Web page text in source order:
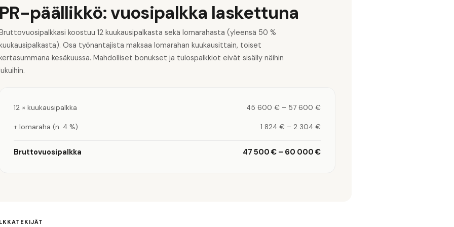
päällikkö: vuosipalkka laskettuna
koostuu 12 kuukausipalkasta sekä lomarahasta (yleensä 50 %
Osa työnantajista maksaa lomarahan kuukausittain, toiset
kesäkuussa. Mahdolliset bonukset ja tulospalkkiot eivät sisälly näihin
12 × kuukausipalkka 45 600 € – 57 600 €
+ lomaraha (n. 4 %) 1 824 € – 2 304 €
Bruttovuosipalkka 47 500 € – 60 000 €